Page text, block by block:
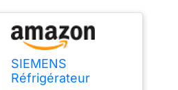
SIEMENS
Réfrigérateur